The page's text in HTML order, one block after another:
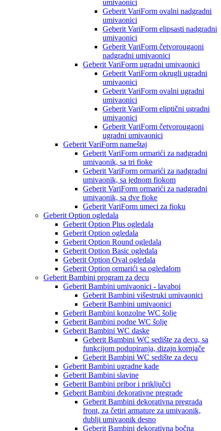
umivaonici
Geberit VariForm ovalni nadgradni
umivaonici
Geberit VariForm elipsasti nadgradni
umivaonici
Geberit VariForm četvorougaoni
nadgradni umivaonici
Geberit VariForm ugradni umivaonici
Geberit VariForm okrugli ugradni
umivaonici
Geberit VariForm ovalni ugradni
umivaonici
Geberit VariForm eliptični ugradni
umivaonici
Geberit VariForm četvorougaoni
ugradni umivaonici
Geberit VariForm nameštaj
Geberit VariForm ormarići za nadgradni
umivaonik, sa tri fioke
Geberit VariForm ormarići za nadgradni
umivaonik, sa jednom fiokom
Geberit VariForm ormarići za nadgradni
umivaonik, sa dve fioke
Geberit VariForm umeci za fioku
Geberit Option ogledala
Geberit Option Plus ogledala
Geberit Option ogledala
Geberit Option Round ogledala
Geberit Option Basic ogledala
Geberit Option Oval ogledala
Geberit Option ormarići sa ogledalom
Geberit Bambini program za decu
Geberit Bambini umivaonici - lavaboi
Geberit Bambini višestruki umivaonici
Geberit Bambini umivaonici
Geberit Bambini konzolne WC šolje
Geberit Bambini podne WC šolje
Geberit Bambini WC daske
Geberit Bambini WC sedište za decu, sa
funkcijom podupiranja, dizajn kornjače
Geberit Bambini WC sedište za decu
Geberit Bambini ugradne kade
Geberit Bambini slavine
Geberit Bambini pribor i priključci
Geberit Bambini dekorativne pregrade
Geberit Bambini dekorativna pregrada
front, za četiri armature za umivaonik,
dublji umivaonik desno
Geberit Bambini dekorativna bočna